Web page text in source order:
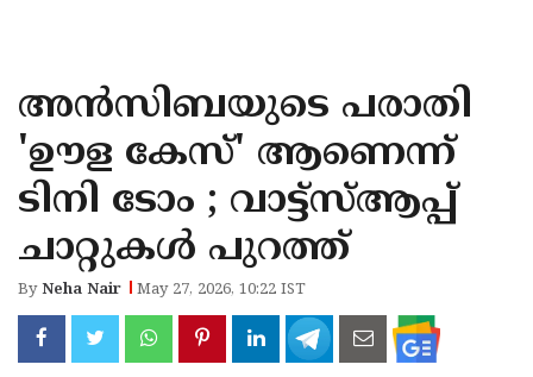
KANNUR
KASARAGOD
അൻസിബയുടെ പരാതി
'ഊള കേസ്' ആണെന്ന്
ടിനി ടോം ; വാട്ട്‌സ്ആപ്പ്
ചാറ്റുകൾ പുറത്ത്
ByNeha Nair May 27, 2026, 10:22 IST